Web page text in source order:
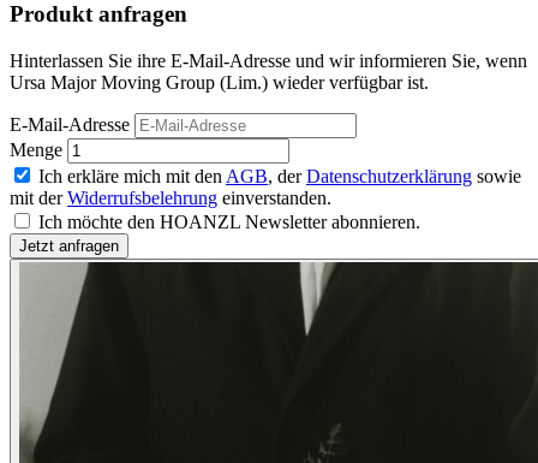
Produkt anfragen
Hinterlassen Sie ihre E-Mail-Adresse und wir informieren Sie, wenn
Ursa Major Moving Group (Lim.) wieder verfügbar ist.
E-Mail-Adresse
Menge
Ich erkläre mich mit den AGB, derDatenschutzerklärung sowie
mit derWiderrufsbelehrung einverstanden.
Ich möchte den HOANZL Newsletter abonnieren.